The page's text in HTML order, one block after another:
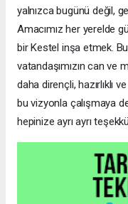
yalnızca bugünü değil,
Amacımız her yerelde
bir Kestel inşa etmek. Bu
vatandaşımızın can ve
daha dirençli, hazırlıklı
bu vizyonla çalışmaya
hepinize ayrı ayrı